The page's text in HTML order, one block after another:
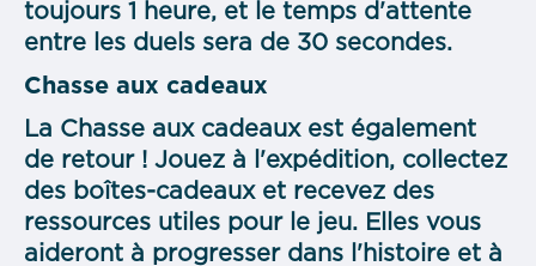
toujours 1 heure, et le temps d'attente
entre les duels sera de 30 secondes.
Chasse aux cadeaux
La Chasse aux cadeaux est également
de retour ! Jouez à l'expédition, collectez
des boîtes-cadeaux et recevez des
ressources utiles pour le jeu. Elles vous
aideront à progresser dans l'histoire et à